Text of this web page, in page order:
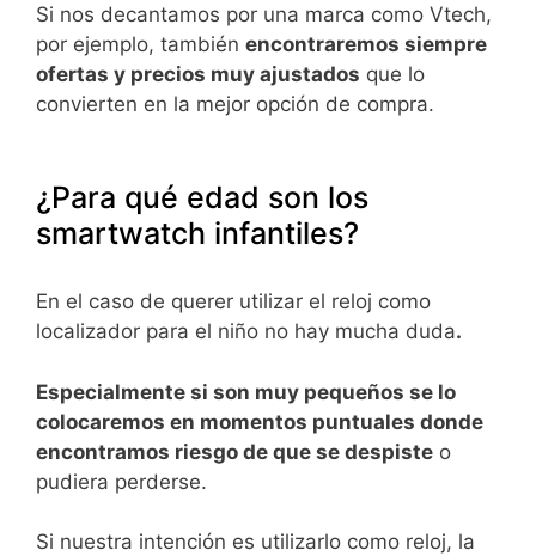
Si nos decantamos por una marca como Vtech,
por ejemplo, también encontraremos siempre
ofertas y precios muy ajustados que lo
convierten en la mejor opción de compra.
¿Para qué edad son los
smartwatch infantiles?
En el caso de querer utilizar el reloj como
localizador para el niño no hay mucha duda.
Especialmente si son muy pequeños se lo
colocaremos en momentos puntuales donde
encontramos riesgo de que se despiste o
pudiera perderse.
Si nuestra intención es utilizarlo como reloj, la